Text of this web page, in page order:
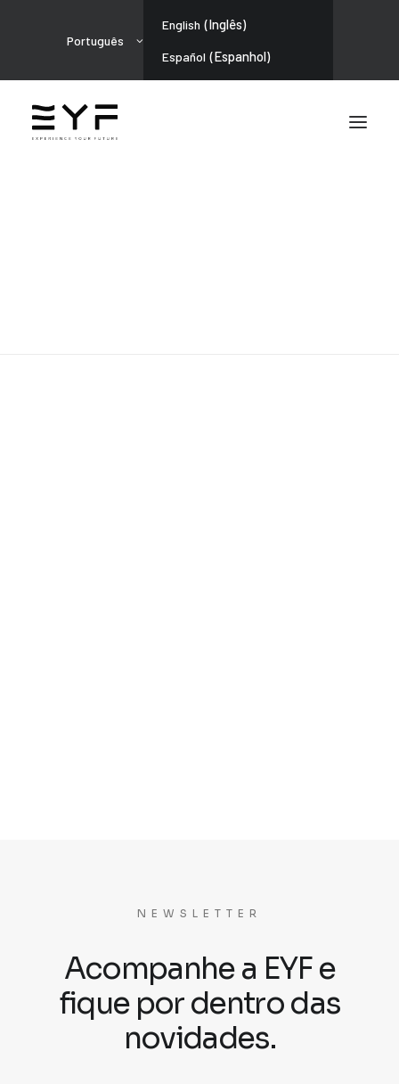
Português
English (Inglês)
Español (Espanhol)
NEWSLETTER
Acompanhe a EYF e
fique por dentro das
novidades.